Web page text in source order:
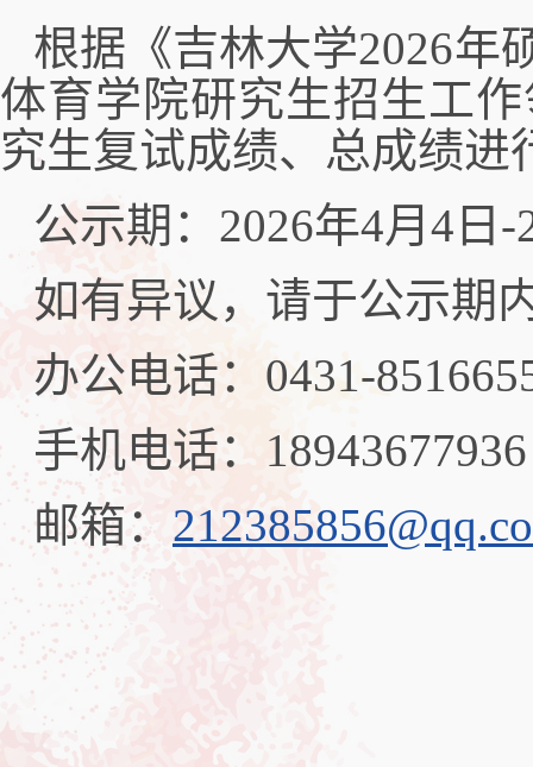
根据《吉林大学2026年
体育学院研究生招生工
究生复试成绩、总成绩进
公示期：2026年4月4日
如有异议，请于公示期
办公电话：0431-
手机电话：18943677936
邮箱：